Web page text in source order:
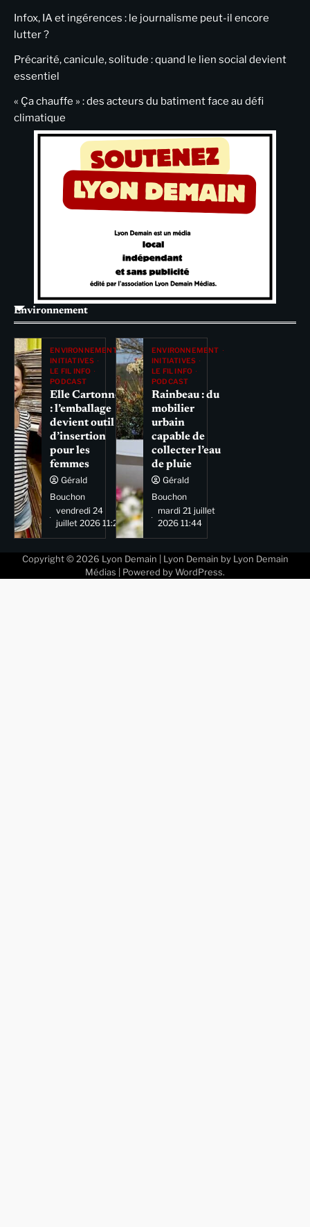
Infox, IA et ingérences : le journalisme peut-il encore
lutter ?
Précarité, canicule, solitude : quand le lien social devient
essentiel
« Ça chauffe » : des acteurs du batiment face au défi
climatique
Environnement
ENVIRONNEMENT
INITIATIVES
LE FIL INFO
PODCAST
Elle Cartonne
: l’emballage
devient outil
d’insertion
pour les
femmes
Gérald
Bouchon
vendredi 24
juillet 2026 11:29
ENVIRONNEMENT
INITIATIVES
LE FIL INFO
PODCAST
Rainbeau : du
mobilier
urbain
capable de
collecter l’eau
de pluie
Gérald
Bouchon
mardi 21 juillet
2026 11:44
Copyright © 2026 Lyon Demain | Lyon Demain by Lyon Demain
Médias | Powered by WordPress.